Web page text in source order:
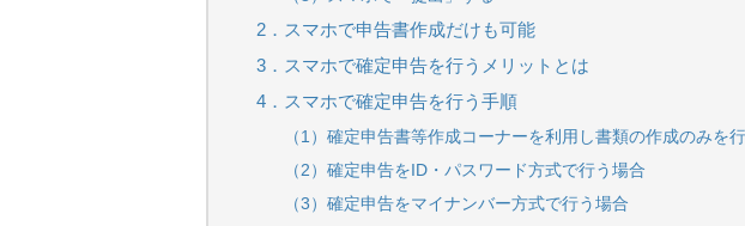
2．スマホで申告書作成だけも可能
3．スマホで確定申告を行うメリットとは
4．スマホで確定申告を行う手順
（1）確定申告書等作成コーナーを利用し書類の作成のみを
（2）確定申告をID・パスワード方式で行う場合
（3）確定申告をマイナンバー方式で行う場合